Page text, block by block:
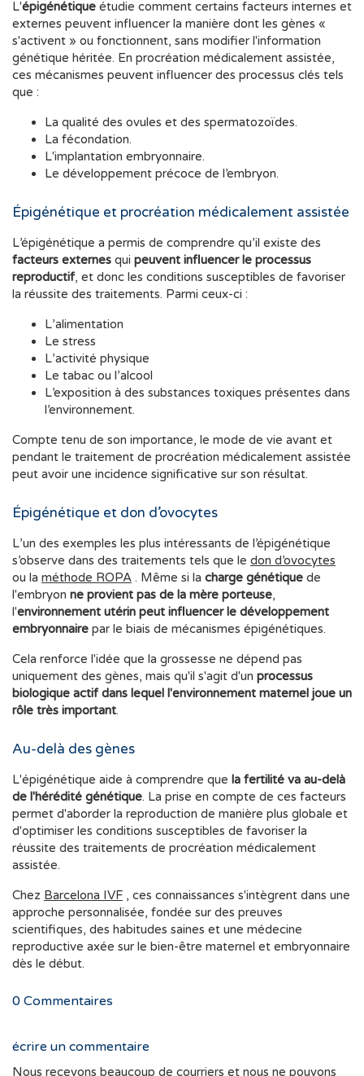
L'épigénétique étudie comment certains facteurs internes et
externes peuvent influencer la manière dont les gènes «
s'activent » ou fonctionnent, sans modifier l'information
génétique héritée. En procréation médicalement assistée,
ces mécanismes peuvent influencer des processus clés tels
que :
La qualité des ovules et des spermatozoïdes.
La fécondation.
L'implantation embryonnaire.
Le développement précoce de l’embryon.
Épigénétique et procréation médicalement assistée
L’épigénétique a permis de comprendre qu’il existe des
facteurs externes qui peuvent influencer le processus
reproductif, et donc les conditions susceptibles de favoriser
la réussite des traitements. Parmi ceux-ci :
L’alimentation
Le stress
L’activité physique
Le tabac ou l’alcool
L’exposition à des substances toxiques présentes dans
l’environnement.
Compte tenu de son importance, le mode de vie avant et
pendant le traitement de procréation médicalement assistée
peut avoir une incidence significative sur son résultat.
Épigénétique et don d’ovocytes
L’un des exemples les plus intéressants de l’épigénétique
s’observe dans des traitements tels que le don d’ovocytes
ou la méthode ROPA . Même si la charge génétique de
l'embryon ne provient pas de la mère porteuse,
l'environnement utérin peut influencer le développement
embryonnaire par le biais de mécanismes épigénétiques.
Cela renforce l'idée que la grossesse ne dépend pas
uniquement des gènes, mais qu'il s'agit d'un processus
biologique actif dans lequel l'environnement maternel joue un
rôle très important.
Au-delà des gènes
L'épigénétique aide à comprendre que la fertilité va au-delà
de l'hérédité génétique. La prise en compte de ces facteurs
permet d'aborder la reproduction de manière plus globale et
d'optimiser les conditions susceptibles de favoriser la
réussite des traitements de procréation médicalement
assistée.
Chez Barcelona IVF , ces connaissances s'intègrent dans une
approche personnalisée, fondée sur des preuves
scientifiques, des habitudes saines et une médecine
reproductive axée sur le bien-être maternel et embryonnaire
dès le début.
0 Commentaires
écrire un commentaire
Nous recevons beaucoup de courriers et nous ne pouvons